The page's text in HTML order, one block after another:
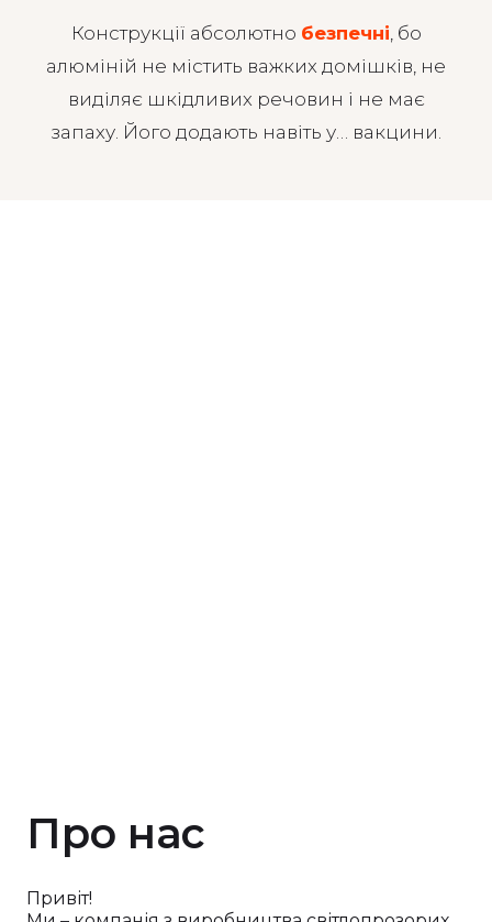
Конструкції абсолютно безпечні, бо
алюміній не містить важких домішків, не
виділяє шкідливих речовин і не має
запаху. Його додають навіть у… вакцини.
Про нас
Привіт!